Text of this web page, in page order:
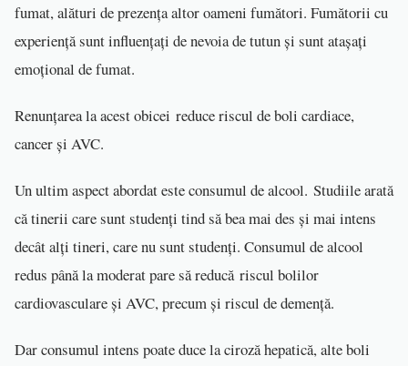
fumat, alături de prezența altor oameni fumători. Fumătorii cu
experiență sunt influențați de nevoia de tutun și sunt atașați
emoțional de fumat.
Renunțarea la acest obicei reduce riscul de boli cardiace,
cancer și AVC.
Un ultim aspect abordat este consumul de alcool. Studiile arată
că tinerii care sunt studenți tind să bea mai des și mai intens
decât alți tineri, care nu sunt studenți. Consumul de alcool
redus până la moderat pare să reducă riscul bolilor
cardiovasculare și AVC, precum și riscul de demență.
Dar consumul intens poate duce la ciroză hepatică, alte boli